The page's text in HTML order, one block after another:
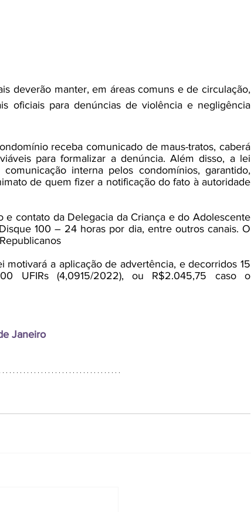
deverão manter, em áreas comuns e de circulação,
oficiais para denúncias de violência e negligência
receba comunicado de maus-tratos, caberá
para formalizar a denúncia. Além disso, a lei
interna pelos condomínios, garantido,
de quem fizer a notificação do fato à autoridade
contato da Delegacia da Criança e do Adolescente
100 – 24 horas por dia, entre outros canais. O
a aplicação de advertência, e decorridos 15
UFIRs (4,0915/2022), ou R$2.045,75 caso o
Janeiro